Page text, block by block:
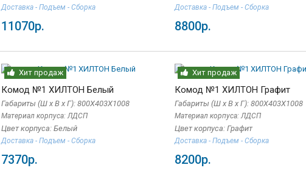
Доставка - Подъем - Сборка
11070р.
Доставка - Подъем - Сборка
8800р.
Хит продаж
Комод №1 ХИЛТОН Белый
Габариты (Ш x В x Г): 800Х403Х1008
Материал корпуса: ЛДСП
Цвет корпуса: Белый
Доставка - Подъем - Сборка
7370р.
Хит продаж
Комод №1 ХИЛТОН Графит
Габариты (Ш x В x Г): 800Х403Х1008
Материал корпуса: ЛДСП
Цвет корпуса: Графит
Доставка - Подъем - Сборка
8200р.